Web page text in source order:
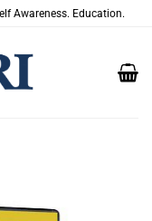
Awareness. Education.